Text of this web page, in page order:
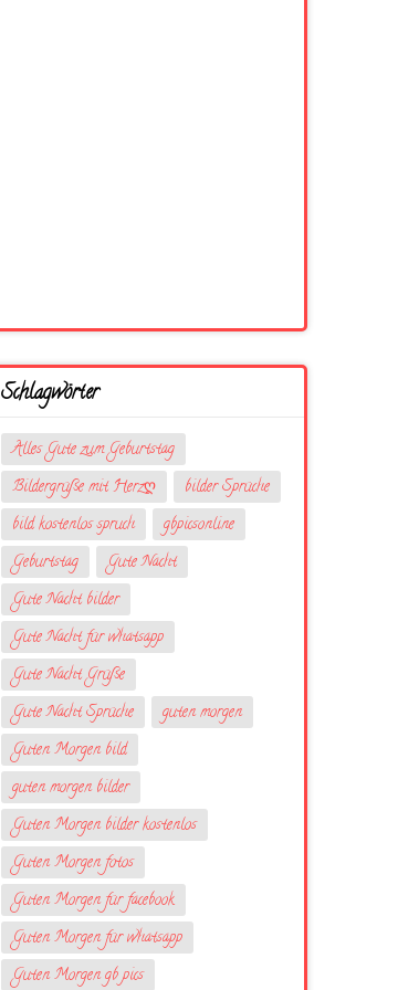
Schlagwörter
Alles Gute zum Geburtstag
Bildergrüße mit Herzღ
bilder Sprüche
bild kostenlos spruch
gbpicsonline
Geburtstag
Gute Nacht
Gute Nacht bilder
Gute Nacht für whatsapp
Gute Nacht Grüße
Gute Nacht Sprüche
guten morgen
Guten Morgen bild
guten morgen bilder
Guten Morgen bilder kostenlos
Guten Morgen fotos
Guten Morgen für facebook
Guten Morgen für whatsapp
Guten Morgen gb pics